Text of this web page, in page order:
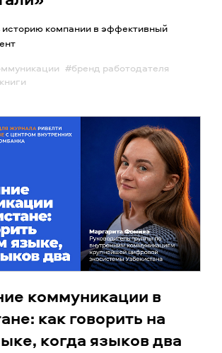
историю компании в эффективный
#бренд работодателя
коммуникации в
как говорить на
когда языков два